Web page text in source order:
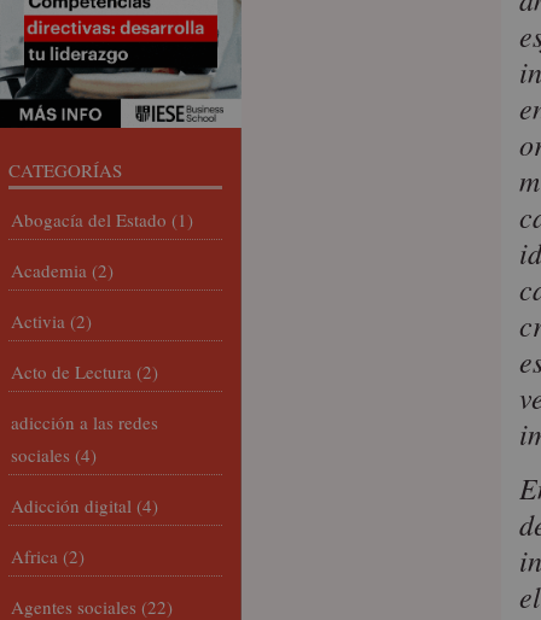
CATEGORÍAS
Abogacía del Estado (1)
Academia (2)
Activia (2)
Acto de Lectura (2)
adicción a las redes
sociales (4)
Adicción digital (4)
Africa (2)
Agentes sociales (22)